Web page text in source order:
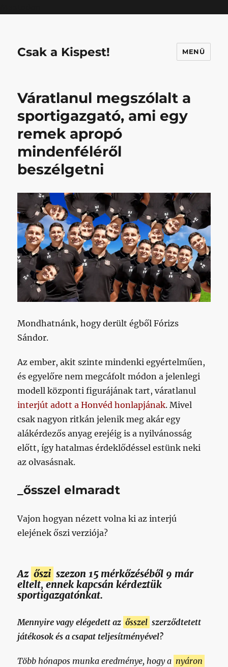
Csak a Kispest! MENÜ
Váratlanul megszólalt a
sportigazgató, ami egy
remek apropó
mindenféléről
beszélgetni
Mondhatnánk, hogy derült égből Fórizs
Sándor.
Az ember, akit szinte mindenki egyértelműen,
és egyelőre nem megcáfolt módon a jelenlegi
modell központi figurájának tart, váratlanul
interjút adott a Honvéd honlapjának. Mivel
csak nagyon ritkán jelenik meg akár egy
alákérdezős anyag erejéig is a nyilvánosság
előtt, így hatalmas érdeklődéssel estünk neki
az olvasásnak.
_ősszel elmaradt
Vajon hogyan nézett volna ki az interjú
elejének őszi verziója?
Az őszi szezon 15 mérkőzéséből 9 már
eltelt, ennek kapcsán kérdeztük
sportigazgatónkat.
Mennyire vagy elégedett az ősszel szerződtetett
játékosok és a csapat teljesítményével?
Több hónapos munka eredménye, hogy a nyáron